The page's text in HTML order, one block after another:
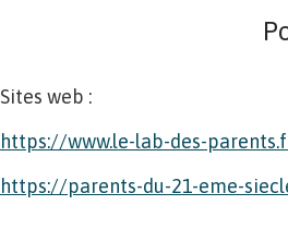
Sites web :
https://www.le-lab-des-
https://parents-du-21-eme-